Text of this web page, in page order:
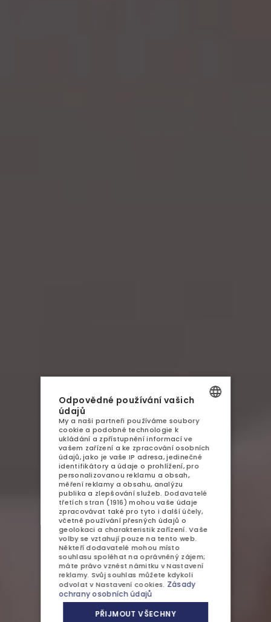
GASTRONOMIE
AQUAPARK
SPA
ATRAKCE
GALERIE
KONTAKT
NABÍDKY A AKCE
POLISH
ENGLISH
GERMAN
Odpovědné používání vašich
údajů
My a naši partneři používáme soubory
cookie a podobné technologie k
ukládání a zpřístupnění informací ve
vašem zařízení a ke zpracování osobních
údajů, jako je vaše IP adresa, jedinečné
identifikátory a údaje o prohlížení, pro
personalizovanou reklamu a obsah,
měření reklamy a obsahu, analýzu
publika a zlepšování služeb. Dodavatelé
třetích stran (1916) mohou vaše údaje
zpracovávat také pro tyto i další účely,
včetně používání přesných údajů o
geolokaci a charakteristik zařízení. Vaše
volby se vztahují pouze na tento web.
Někteří dodavatelé mohou místo
souhlasu spoléhat na oprávněný zájem;
máte právo vznést námitku vNastavení
reklamy. Svůj souhlas můžete kdykoli
odvolat vNastavení cookies. Zásady
ochrany osobních údajů
PŘIJMOUT VŠECHNY